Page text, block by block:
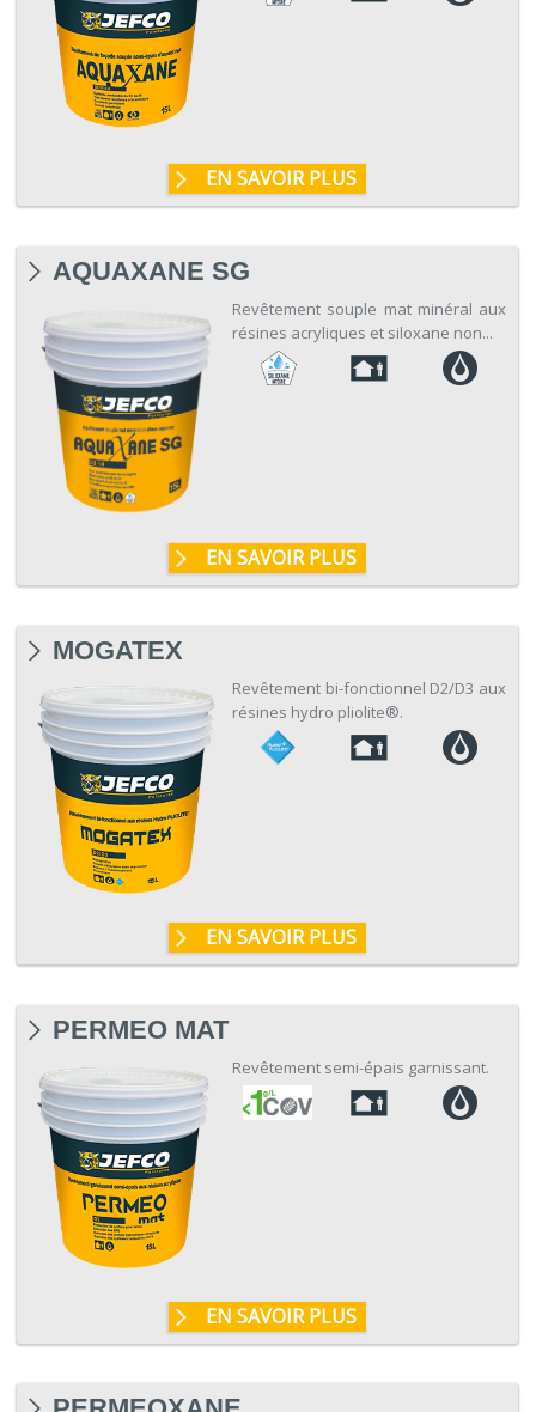
EN SAVOIR PLUS
AQUAXANE SG
Revêtement souple mat minéral aux
résines acryliques et siloxane non...
EN SAVOIR PLUS
MOGATEX
Revêtement bi-fonctionnel D2/D3 aux
résines hydro pliolite®.
EN SAVOIR PLUS
PERMEO MAT
Revêtement semi-épais garnissant.
EN SAVOIR PLUS